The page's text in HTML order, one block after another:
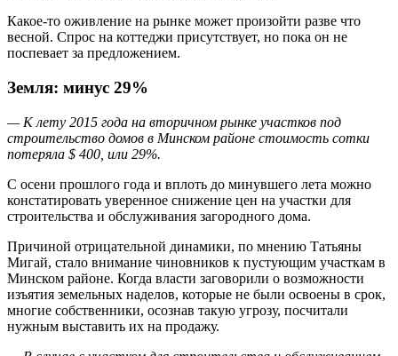
Какое-то оживление на рынке может произойти разве что
весной. Спрос на коттеджи присутствует, но пока он не
поспевает за предложением.
Земля: минус 29%
— К лету 2015 года на вторичном рынке участков под
строительство домов в Минском районе стоимость сотки
потеряла $ 400, или 29%.
C осени прошлого года и вплоть до минувшего лета можно
констатировать уверенное снижение цен на участки для
строительства и обслуживания загородного дома.
Причиной отрицательной динамики, по мнению Татьяны
Мигай, стало внимание чиновников к пустующим участкам в
Минском районе. Когда власти заговорили о возможности
изъятия земельных наделов, которые не были освоены в срок,
многие собственники, осознав такую угрозу, посчитали
нужным выставить их на продажу.